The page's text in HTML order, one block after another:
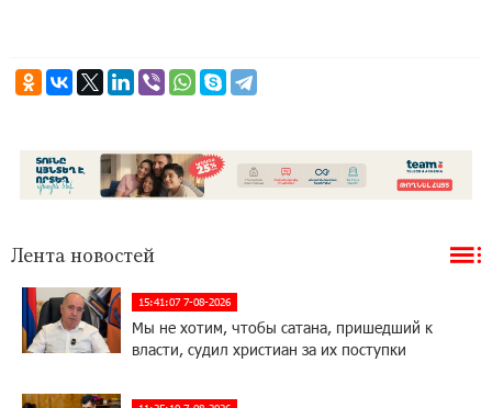
Лента новостей
15:41:07 7-08-2026
Мы не хотим, чтобы сатана, пришедший к
власти, судил христиан за их поступки